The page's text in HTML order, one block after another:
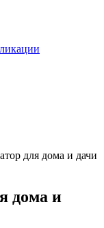
для дома и дачи
дома и